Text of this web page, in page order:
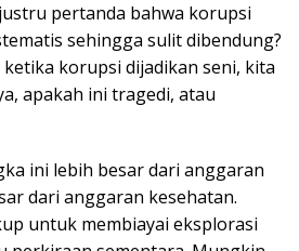
pertanda bahwa korupsi
sehingga sulit dibendung?
ketika korupsi dijadikan seni, kita
apakah ini tragedi, atau
ini lebih besar dari anggaran
dari anggaran kesehatan.
untuk membiayai eksplorasi